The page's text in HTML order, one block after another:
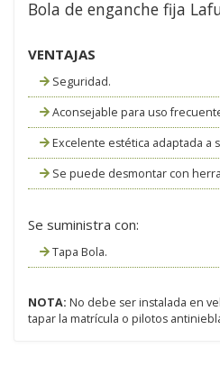
Bola de enganche fija
VENTAJAS
Seguridad.
Aconsejable para uso
Excelente estética adaptada a
Se puede desmontar con
Se suministra con:
Tapa Bola.
NOTA: No debe ser instalada en
tapar la matrícula o pilotos